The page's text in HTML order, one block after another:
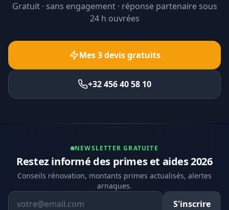
Gratuit · sans engagement · réponse partenaire sous
24 h ouvrées
Mes 3 devis gratuits
+32 456 40 58 10
NEWSLETTER GRATUITE
Restez informé des primes et aides 2026
Conseils rénovation, montants primes actualisés, alertes
arnaques.
Adresse email
S'inscrire